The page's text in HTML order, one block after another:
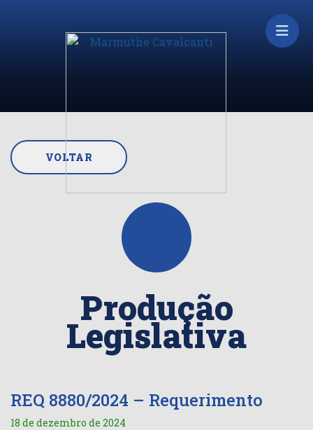
VOLTAR
Produção
Legislativa
REQ 8880/2024 – Requerimento
18 de dezembro de 2024